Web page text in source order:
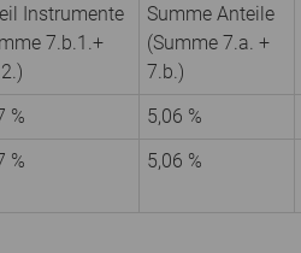
Instrumente
7.b.1.+
Summe Anteile
(Summe 7.a. +
7.b.)
% 5,06 %
% 5,06 %